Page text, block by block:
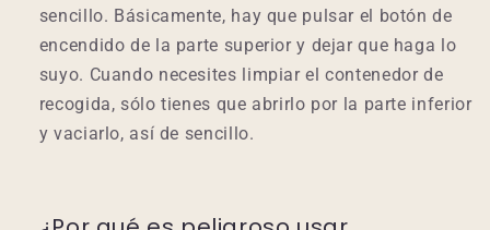
sencillo. Básicamente, hay que pulsar el botón de
encendido de la parte superior y dejar que haga lo
suyo. Cuando necesites limpiar el contenedor de
recogida, sólo tienes que abrirlo por la parte inferior
y vaciarlo, así de sencillo.